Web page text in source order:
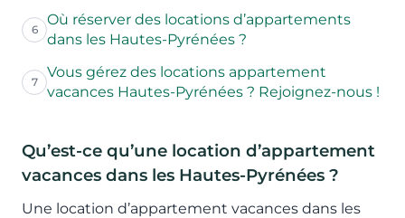
6
Où réserver des locations d’appartements
dans les Hautes-Pyrénées ?
7
Vous gérez des locations appartement
vacances Hautes-Pyrénées ? Rejoignez-nous !
Qu’est-ce qu’une location d’appartement
vacances dans les Hautes-Pyrénées ?
Une location d’appartement vacances dans les